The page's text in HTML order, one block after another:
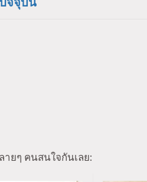
ยๆ คนสนใจกันเลย: